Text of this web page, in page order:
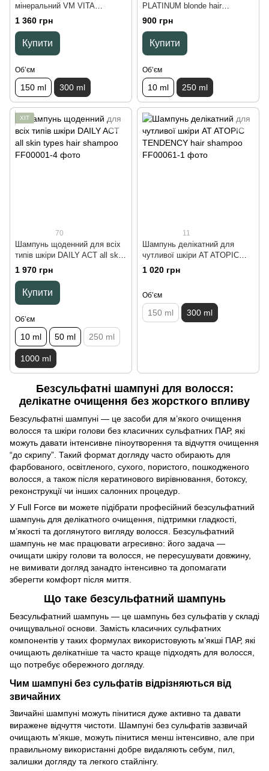
мінеральний VM VITA
MINERAL hair shampoo, 300
1 360 грн
Купити
Обʼєм
150 ml 300 ml
PLATINUM blonde hair
shampoo, 250 ml
900 грн
Купити
Обʼєм
10 ml 250 ml
ХІТ
70
Шампунь щоденний для всіх
типів шкіри DAILY ACT all skin
types hair shampoo, 1000 ml
1 970 грн
Купити
Обʼєм
10 ml 50 ml 250 ml
1000 ml
11
Шампунь делікатний для
чутливої шкіри AT ATOPIC
TENDENCY hair shampoo, 300
1 020 грн
Обʼєм
150 ml 300 ml
Безсульфатні шампуні для волосся:
делікатне очищення без жорсткого впливу
Безсульфатні шампуні — це засоби для м’якого очищення
волосся та шкіри голови без класичних сульфатних ПАР, які
можуть давати інтенсивне піноутворення та відчуття очищення
“до скрипу”. Такий формат догляду часто обирають для
фарбованого, освітленого, сухого, пористого, пошкодженого
волосся, а також після кератинового вирівнювання, ботоксу,
реконструкції чи інших салонних процедур.
У Full Force ви можете підібрати професійний безсульфатний
шампунь для делікатного очищення, підтримки гладкості,
м’якості та доглянутого вигляду волосся. Безсульфатний
шампунь не має працювати агресивно: його задача —
очищати шкіру голови та волосся, не пересушувати довжину,
не вимивати догляд занадто інтенсивно та допомагати
зберегти комфорт після миття.
Що таке безсульфатний шампунь
Безсульфатний шампунь — це шампунь без сульфатів у складі
очищувальної основи. Замість класичних сульфатних
компонентів у таких формулах використовують м’якші ПАР, які
очищають делікатніше та часто краще підходять для волосся,
що потребує обережного догляду.
Чим шампуні без сульфатів відрізняються від
звичайних
Звичайні шампуні можуть пінитися дуже активно та давати
виражене відчуття чистоти. Шампуні без сульфатів зазвичай
очищають м’якше, можуть пінитися менш інтенсивно, але при
правильному використанні добре видаляють себум, пил,
залишки догляду та легкого стайлінгу.